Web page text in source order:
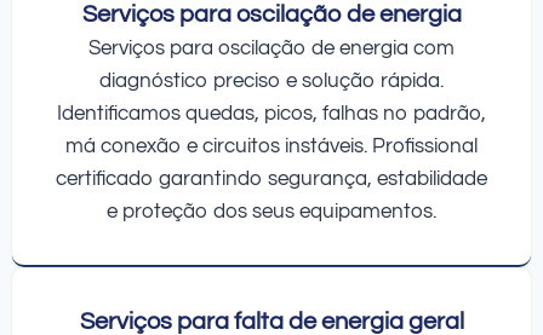
Serviços para oscilação de energia
Serviços para oscilação de energia com
diagnóstico preciso e solução rápida.
Identificamos quedas, picos, falhas no padrão,
má conexão e circuitos instáveis. Profissional
certificado garantindo segurança, estabilidade
e proteção dos seus equipamentos.
Serviços para falta de energia geral